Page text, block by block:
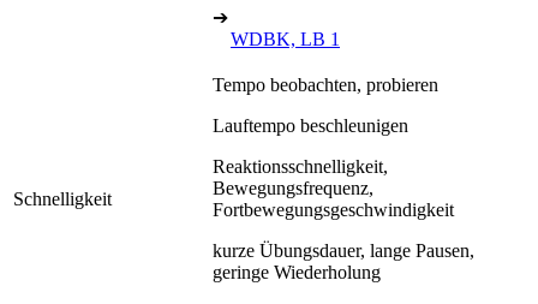
➔
WDBK, LB 1
Schnelligkeit
Tempo beobachten, probieren
Lauftempo beschleunigen
Reaktionsschnelligkeit,
Bewegungsfrequenz,
Fortbewegungsgeschwindigkeit
kurze Übungsdauer, lange Pausen,
geringe Wiederholung